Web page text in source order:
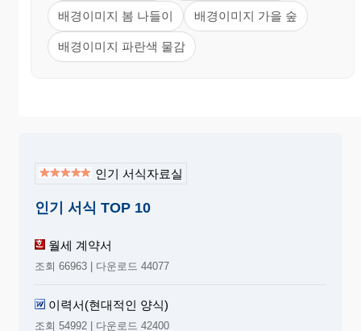
배경이미지 봄 나들이 배경이미지 가을 숲
배경이미지 파란색 물감
인기 서식자료실
인기 서식 TOP 10
월세 계약서
조회 66963 | 다운로드 44077
이력서(현대적인 양식)
조회 54992 | 다운로드 42400